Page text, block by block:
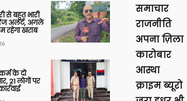
से बहुत भारी
अलर्ट, अगले
रहेगा खराब
के दो
21 लोगों पर
समाचार
राजनीति
अपना ज़िला
कारोबार
आस्था
क्राइम ब्यूरो